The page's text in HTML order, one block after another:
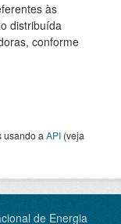
às
distribuída
conforme
usando a API (veja
de Energia